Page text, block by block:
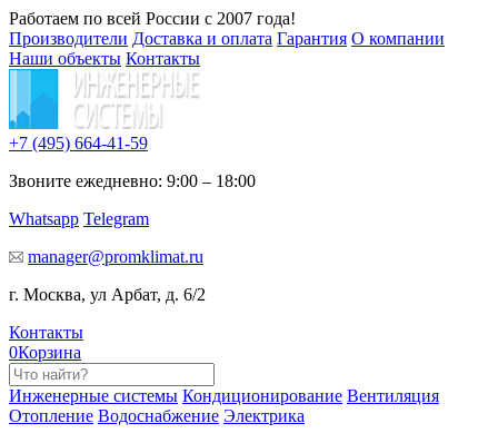
Работаем по всей России с 2007 года!
Производители Доставка и оплата Гарантия О компании
Наши объекты Контакты
+7 (495) 664-41-59
Звоните ежедневно: 9:00 – 18:00
Whatsapp Telegram
manager@promklimat.ru
г. Москва, ул Арбат, д. 6/2
Контакты
0Корзина
Инженерные системы Кондиционирование Вентиляция
Отопление Водоснабжение Электрика